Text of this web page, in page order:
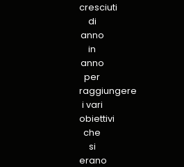
cresciuti
di
anno
in
anno
per
raggiungere
i vari
obiettivi
che
si
erano